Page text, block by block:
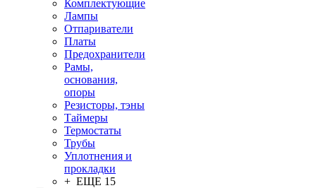
Комплектующие
Лампы
Отпариватели
Платы
Предохранители
Рамы,
основания,
опоры
Резисторы, тэны
Таймеры
Термостаты
Трубы
Уплотнения и
прокладки
+ ЕЩЕ 15